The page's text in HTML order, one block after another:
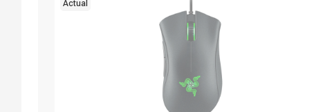
Actual